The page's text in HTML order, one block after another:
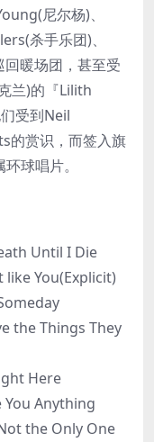
尼尔杨)、
杀手乐团)、
暖场团，甚至受
兰)的『Lilith
受到Neil
的赏识，而签入旗
球唱片。
Until I Die
like You(Explicit)
the Things They
Here
You Anything
the Only One